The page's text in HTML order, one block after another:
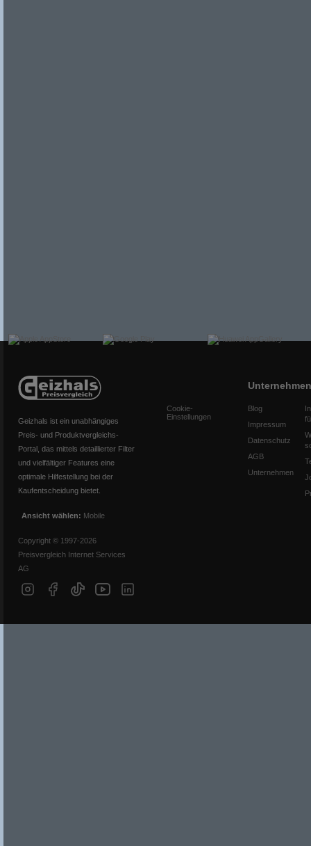
Geizhals ist ein unabhängiges
Preis- und Produktvergleichs-
Portal, das mittels detaillierter Filter
und vielfältiger Features eine
optimale Hilfestellung bei der
Kaufentscheidung bietet.
Ansicht wählen: Mobile
Copyright © 1997-2026
Preisvergleich Internet Services
AG
Cookie-
Einstellungen
Unternehmen
Blog
Impressum
Datenschutz
AGB
Unternehmen